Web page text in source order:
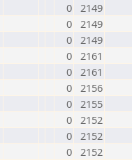
0 2149
0 2149
0 2149
0 2161
0 2161
0 2156
0 2155
0 2152
0 2152
0 2152